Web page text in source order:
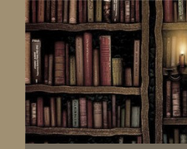
springen